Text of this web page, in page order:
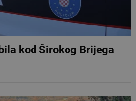
kod Širokog Brijega